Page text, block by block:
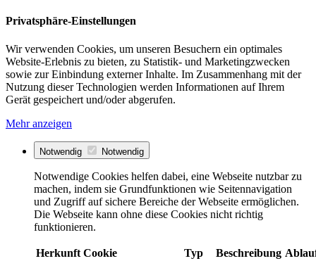
Privatsphäre-Einstellungen
Wir verwenden Cookies, um unseren Besuchern ein optimales
Website-Erlebnis zu bieten, zu Statistik- und Marketingzwecken
sowie zur Einbindung externer Inhalte. Im Zusammenhang mit der
Nutzung dieser Technologien werden Informationen auf Ihrem
Gerät gespeichert und/oder abgerufen.
Mehr anzeigen
Notwendig Notwendig
Notwendige Cookies helfen dabei, eine Webseite nutzbar zu
machen, indem sie Grundfunktionen wie Seitennavigation
und Zugriff auf sichere Bereiche der Webseite ermöglichen.
Die Webseite kann ohne diese Cookies nicht richtig
funktionieren.
Herkunft Cookie Typ Beschreibung